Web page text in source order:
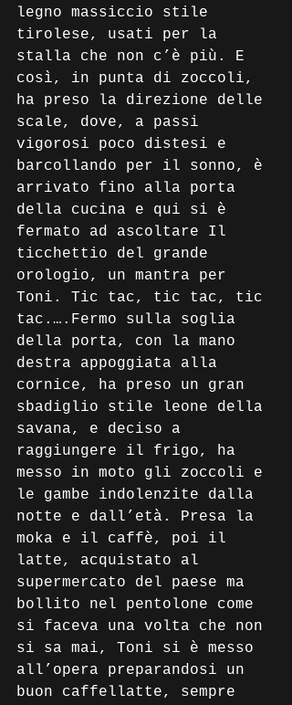
legno massiccio stile
tirolese, usati per la
stalla che non c’è più. E
così, in punta di zoccoli,
ha preso la direzione delle
scale, dove, a passi
vigorosi poco distesi e
barcollando per il sonno, è
arrivato fino alla porta
della cucina e qui si è
fermato ad ascoltare Il
ticchettio del grande
orologio, un mantra per
Toni. Tic tac, tic tac, tic
tac.….Fermo sulla soglia
della porta, con la mano
destra appoggiata alla
cornice, ha preso un gran
sbadiglio stile leone della
savana, e deciso a
raggiungere il frigo, ha
messo in moto gli zoccoli e
le gambe indolenzite dalla
notte e dall’età. Presa la
moka e il caffè, poi il
latte, acquistato al
supermercato del paese ma
bollito nel pentolone come
si faceva una volta che non
si sa mai, Toni si è messo
all’opera preparandosi un
buon caffellatte, sempre